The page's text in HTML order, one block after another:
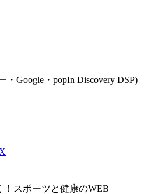
・Google・popIn Discovery DSP)
X
スポーツと健康のWEB